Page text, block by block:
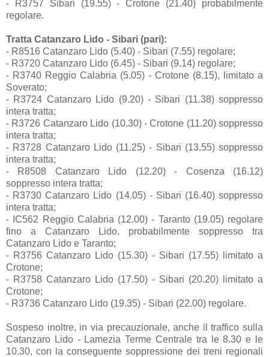
- R3757 Sibari (19.55) - Crotone (21.40) probabilmente
regolare.
Tratta Catanzaro Lido - Sibari (pari):
- R8516 Catanzaro Lido (5.40) - Sibari (7.55) regolare;
- R3720 Catanzaro Lido (6.45) - Sibari (9.14) regolare;
- R3740 Reggio Calabria (5.05) - Crotone (8.15), limitato a
Soverato;
- R3724 Catanzaro Lido (9.20) - Sibari (11.38) soppresso
intera tratta;
- R3726 Catanzaro Lido (10.30) - Crotone (11.20) soppresso
intera tratta;
- R3728 Catanzaro Lido (11.25) - Sibari (13.55) soppresso
intera tratta;
- R8508 Catanzaro Lido (12.20) - Cosenza (16.12)
soppresso intera tratta;
- R3730 Catanzaro Lido (14.05) - Sibari (16.40) soppresso
intera tratta;
- IC562 Reggio Calabria (12.00) - Taranto (19.05) regolare
fino a Catanzaro Lido, probabilmente soppresso tra
Catanzaro Lido e Taranto;
- R3756 Catanzaro Lido (15.30) - Sibari (17.55) limitato a
Crotone;
- R3758 Catanzaro Lido (17.50) - Sibari (20.20) limitato a
Crotone;
- R3736 Catanzaro Lido (19.35) - Sibari (22.00) regolare.
Sospeso inoltre, in via precauzionale, anche il traffico sulla
Catanzaro Lido - Lamezia Terme Centrale tra le 8.30 e le
10.30, con la conseguente soppressione dei treni regionali